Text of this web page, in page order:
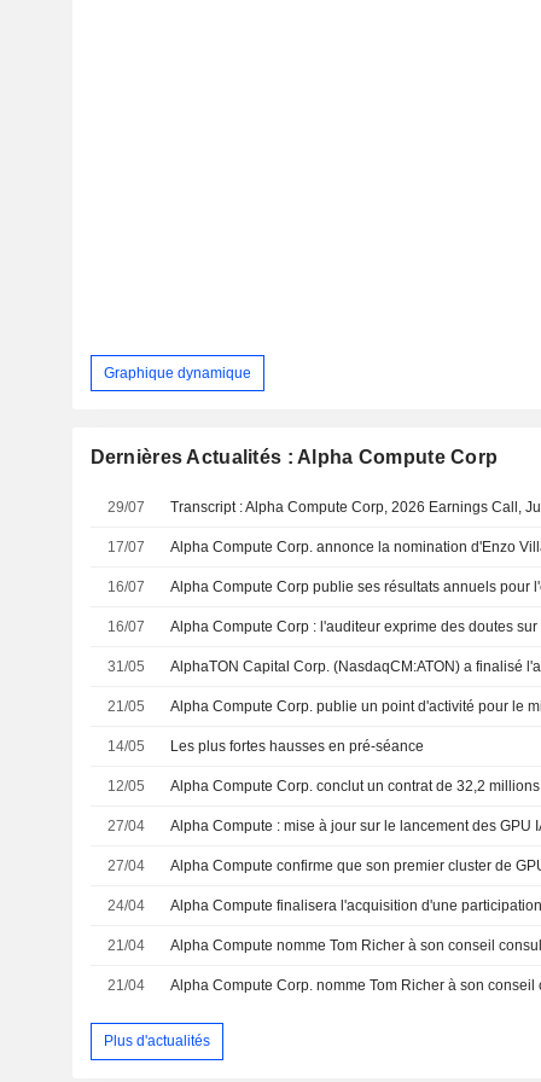
Graphique dynamique
Dernières Actualités : Alpha Compute Corp
29/07 Transcript : Alpha Compute Corp, 2026 Earnings Call,
17/07
16/07
16/07
31/05
21/05
14/05 Les plus fortes hausses en pré-séance
12/05
27/04
27/04
24/04 Alpha Compute finalisera l'acquisition d'une
21/04
21/04 Alpha Compute Corp. nomme Tom Richer à son conseil
Plus d'actualités